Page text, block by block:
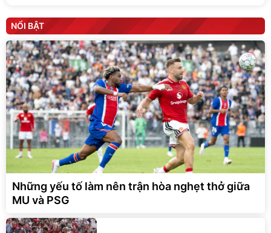
NỔI BẬT
Những yếu tố làm nên trận hòa nghẹt thở giữa
MU và PSG